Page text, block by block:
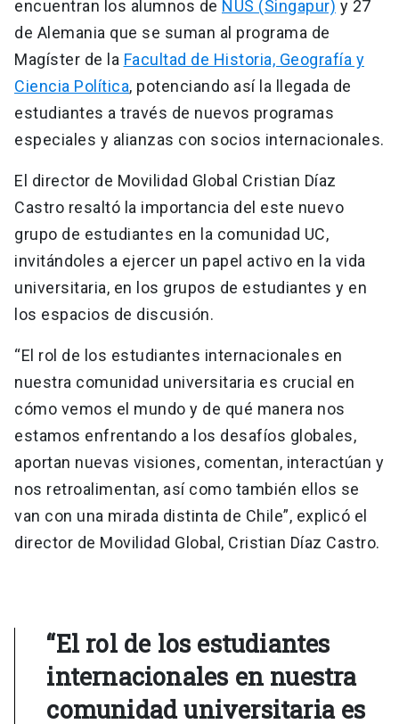
encuentran los alumnos de NUS (Singapur) y 27
de Alemania que se suman al programa de
Magíster de la Facultad de Historia, Geografía y
Ciencia Política, potenciando así la llegada de
estudiantes a través de nuevos programas
especiales y alianzas con socios internacionales.
El director de Movilidad Global Cristian Díaz
Castro resaltó la importancia del este nuevo
grupo de estudiantes en la comunidad UC,
invitándoles a ejercer un papel activo en la vida
universitaria, en los grupos de estudiantes y en
los espacios de discusión.
“El rol de los estudiantes internacionales en
nuestra comunidad universitaria es crucial en
cómo vemos el mundo y de qué manera nos
estamos enfrentando a los desafíos globales,
aportan nuevas visiones, comentan, interactúan y
nos retroalimentan, así como también ellos se
van con una mirada distinta de Chile”, explicó el
director de Movilidad Global, Cristian Díaz Castro.
“El rol de los estudiantes
internacionales en nuestra
comunidad universitaria es